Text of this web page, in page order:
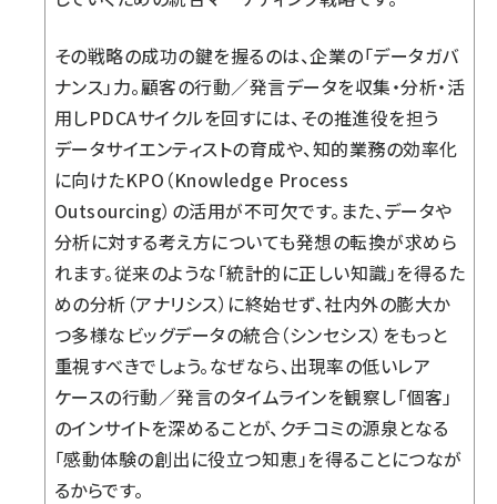
その戦略の成功の鍵を握るのは、企業の「データガバ
ナンス」力。顧客の行動／発言データを収集・分析・活
用しPDCAサイクルを回すには、その推進役を担う
データサイエンティストの育成や、知的業務の効率化
に向けたKPO（Knowledge Process
Outsourcing）の活用が不可欠です。また、データや
分析に対する考え方についても発想の転換が求めら
れます。従来のような「統計的に正しい知識」を得るた
めの分析（アナリシス）に終始せず、社内外の膨大か
つ多様なビッグデータの統合（シンセシス）をもっと
重視すべきでしょう。なぜなら、出現率の低いレア
ケースの行動／発言のタイムラインを観察し「個客」
のインサイトを深めることが、クチコミの源泉となる
「感動体験の創出に役立つ知恵」を得ることにつなが
るからです。